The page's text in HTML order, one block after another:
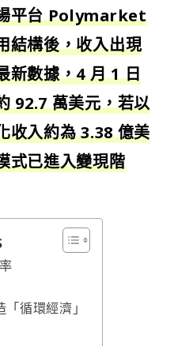
平台 Polymarket
結構後，收入出現
新數據，4 月 1 日
92.7 萬美元，若以
收入約為 3.38 億美
式已進入變現階
循環經濟」